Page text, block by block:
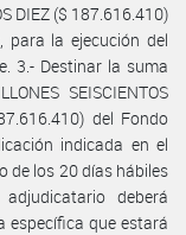
DIEZ ($ 187.616.410)
para la ejecución del
3.- Destinar la suma
SEISCIENTOS
del Fondo
indicada en el
de los 20 días hábiles
deberá
específica que estará